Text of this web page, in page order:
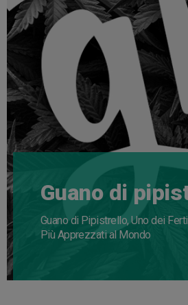
Guano di
Guano di Pipistrello, Uno dei
Più Apprezzati al Mondo